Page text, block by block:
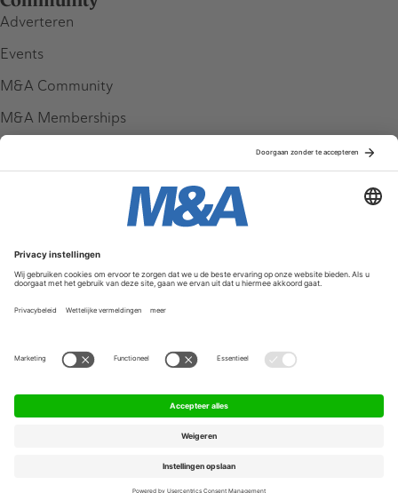
Adverteren
Events
M&A Community
M&A Memberships
Service & Contact
Contact
FAQ
Werken bij ons
Algemene Voorwaarden